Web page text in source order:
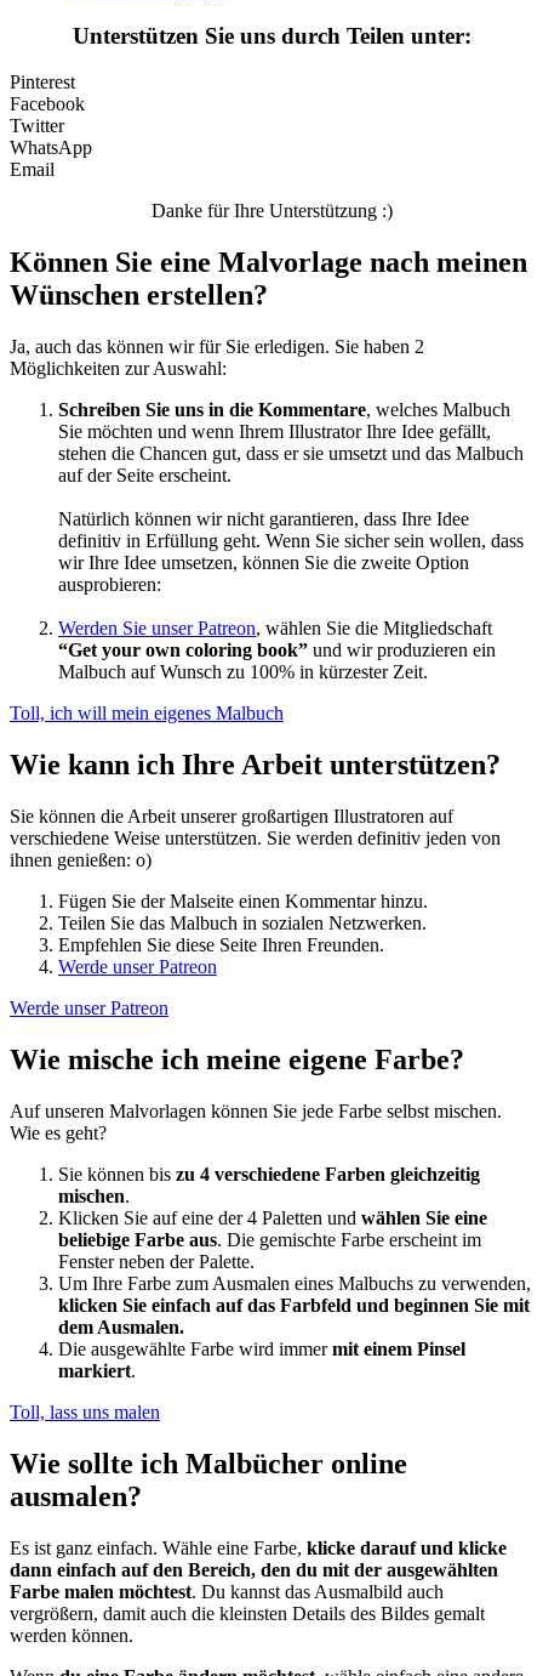
Unterstützen Sie uns durch Teilen unter:
Pinterest
Facebook
Twitter
WhatsApp
Email
Danke für Ihre Unterstützung :)
Können Sie eine Malvorlage nach meinen
Wünschen erstellen?
Ja, auch das können wir für Sie erledigen. Sie haben 2
Möglichkeiten zur Auswahl:
Schreiben Sie uns in die Kommentare, welches Malbuch
Sie möchten und wenn Ihrem Illustrator Ihre Idee gefällt,
stehen die Chancen gut, dass er sie umsetzt und das Malbuch
auf der Seite erscheint.
Natürlich können wir nicht garantieren, dass Ihre Idee
definitiv in Erfüllung geht. Wenn Sie sicher sein wollen, dass
wir Ihre Idee umsetzen, können Sie die zweite Option
ausprobieren:
Werden Sie unser Patreon, wählen Sie die Mitgliedschaft
“Get your own coloring book” und wir produzieren ein
Malbuch auf Wunsch zu 100% in kürzester Zeit.
Toll, ich will mein eigenes Malbuch
Wie kann ich Ihre Arbeit unterstützen?
Sie können die Arbeit unserer großartigen Illustratoren auf
verschiedene Weise unterstützen. Sie werden definitiv jeden von
ihnen genießen: o)
Fügen Sie der Malseite einen Kommentar hinzu.
Teilen Sie das Malbuch in sozialen Netzwerken.
Empfehlen Sie diese Seite Ihren Freunden.
Werde unser Patreon
Werde unser Patreon
Wie mische ich meine eigene Farbe?
Auf unseren Malvorlagen können Sie jede Farbe selbst mischen.
Wie es geht?
Sie können bis zu 4 verschiedene Farben gleichzeitig
mischen.
Klicken Sie auf eine der 4 Paletten und wählen Sie eine
beliebige Farbe aus. Die gemischte Farbe erscheint im
Fenster neben der Palette.
Um Ihre Farbe zum Ausmalen eines Malbuchs zu verwenden,
klicken Sie einfach auf das Farbfeld und beginnen Sie mit
dem Ausmalen.
Die ausgewählte Farbe wird immermit einem Pinsel
markiert.
Toll, lass uns malen
Wie sollte ich Malbücher online
ausmalen?
Es ist ganz einfach. Wähle eine Farbe, klicke darauf und klicke
dann einfach auf den Bereich, den du mit der ausgewählten
Farbe malen möchtest. Du kannst das Ausmalbild auch
vergrößern, damit auch die kleinsten Details des Bildes gemalt
werden können.